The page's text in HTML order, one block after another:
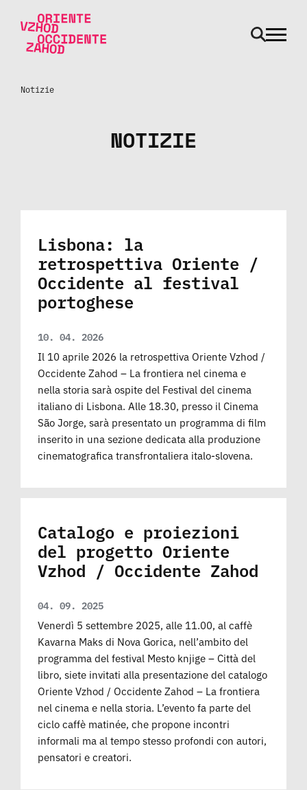
odpri
Notizie
NOTIZIE
Lisbona: la
retrospettiva Oriente /
Occidente al festival
portoghese
10. 04. 2026
Il 10 aprile 2026 la retrospettiva Oriente Vzhod /
Occidente Zahod – La frontiera nel cinema e
nella storia sarà ospite del Festival del cinema
italiano di Lisbona. Alle 18.30, presso il Cinema
São Jorge, sarà presentato un programma di film
inserito in una sezione dedicata alla produzione
cinematografica transfrontaliera italo-slovena.
Catalogo e proiezioni
del progetto Oriente
Vzhod / Occidente Zahod
04. 09. 2025
Venerdì 5 settembre 2025, alle 11.00, al caffè
Kavarna Maks di Nova Gorica, nell’ambito del
programma del festival Mesto knjige – Città del
libro, siete invitati alla presentazione del catalogo
Oriente Vzhod / Occidente Zahod – La frontiera
nel cinema e nella storia. L’evento fa parte del
ciclo caffè matinée, che propone incontri
informali ma al tempo stesso profondi con autori,
pensatori e creatori.